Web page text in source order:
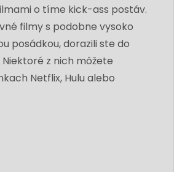
o tíme kick-ass postáv.
filmy s podobne vysoko
posádkou, dorazili ste do
z nich môžete
Netflix, Hulu alebo